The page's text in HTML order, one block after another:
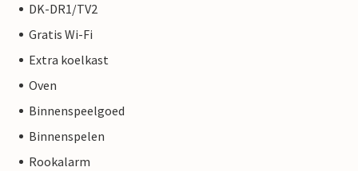
DK-DR1/TV2
Gratis Wi-Fi
Extra koelkast
Oven
Binnenspeelgoed
Binnenspelen
Rookalarm